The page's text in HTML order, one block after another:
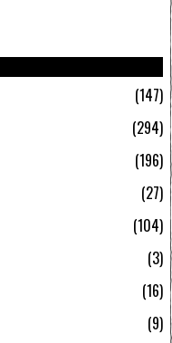
147
294
196
27
104
3
16
9